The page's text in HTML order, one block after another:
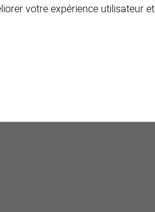
votre expérience utilisateur et